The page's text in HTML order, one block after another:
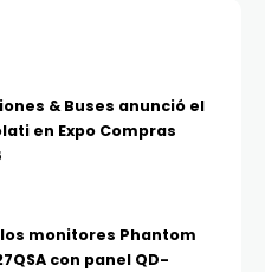
& Buses anunció el
en Expo Compras
los monitores Phantom
con panel QD-